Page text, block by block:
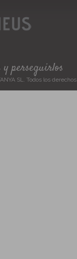
y perseguirlos
SL. Todos los